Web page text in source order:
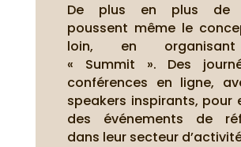
De plus en plus de
poussent même le
loin, en
« Summit ». Des
conférences en ligne,
speakers inspirants, pour
des événements de
dans leur secteur